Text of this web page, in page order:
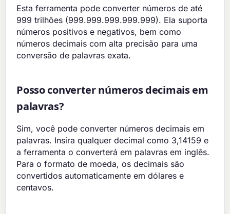
Esta ferramenta pode converter números de até
999 trilhões (999.999.999.999.999). Ela suporta
números positivos e negativos, bem como
números decimais com alta precisão para uma
conversão de palavras exata.
Posso converter números decimais em
palavras?
Sim, você pode converter números decimais em
palavras. Insira qualquer decimal como 3,14159 e
a ferramenta o converterá em palavras em inglês.
Para o formato de moeda, os decimais são
convertidos automaticamente em dólares e
centavos.